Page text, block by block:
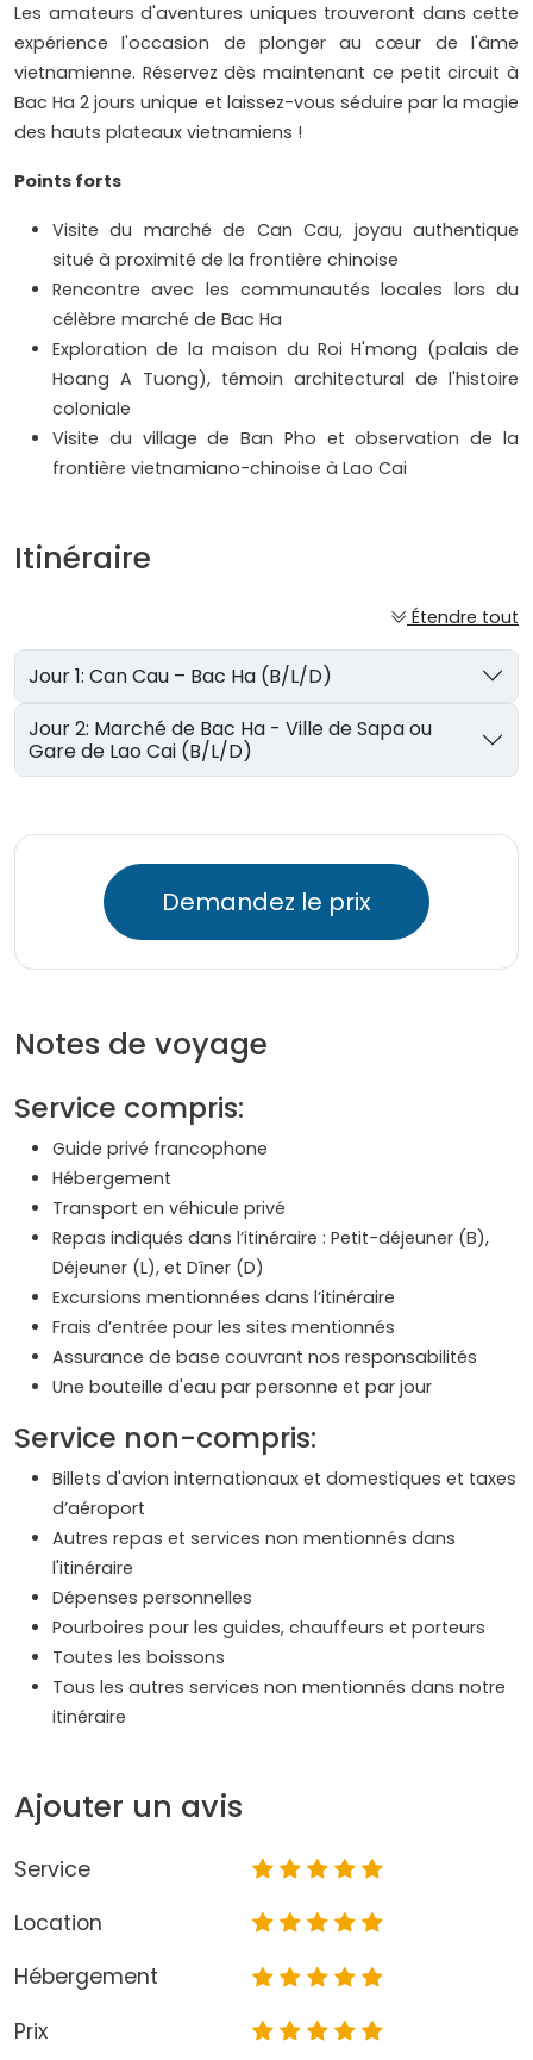
Les amateurs d'aventures uniques trouveront dans cette
expérience l'occasion de plonger au cœur de l'âme
vietnamienne. Réservez dès maintenant ce petit circuit à
Bac Ha 2 jours unique et laissez-vous séduire par la magie
des hauts plateaux vietnamiens !
Points forts
Visite du marché de Can Cau, joyau authentique
situé à proximité de la frontière chinoise
Rencontre avec les communautés locales lors du
célèbre marché de Bac Ha
Exploration de la maison du Roi H'mong (palais de
Hoang A Tuong), témoin architectural de l'histoire
coloniale
Visite du village de Ban Pho et observation de la
frontière vietnamiano-chinoise à Lao Cai
Itinéraire
Étendre tout
Jour 1: Can Cau – Bac Ha (B/L/D)
Jour 2: Marché de Bac Ha - Ville de Sapa ou
Gare de Lao Cai (B/L/D)
Demandez le prix
Notes de voyage
Service compris:
Guide privé francophone
Hébergement
Transport en véhicule privé
Repas indiqués dans l’itinéraire : Petit-déjeuner (B),
Déjeuner (L), et Dîner (D)
Excursions mentionnées dans l’itinéraire
Frais d’entrée pour les sites mentionnés
Assurance de base couvrant nos responsabilités
Une bouteille d'eau par personne et par jour
Service non-compris:
Billets d'avion internationaux et domestiques et taxes
d’aéroport
Autres repas et services non mentionnés dans
l'itinéraire
Dépenses personnelles
Pourboires pour les guides, chauffeurs et porteurs
Toutes les boissons
Tous les autres services non mentionnés dans notre
itinéraire
Ajouter un avis
Service
Location
Hébergement
Prix